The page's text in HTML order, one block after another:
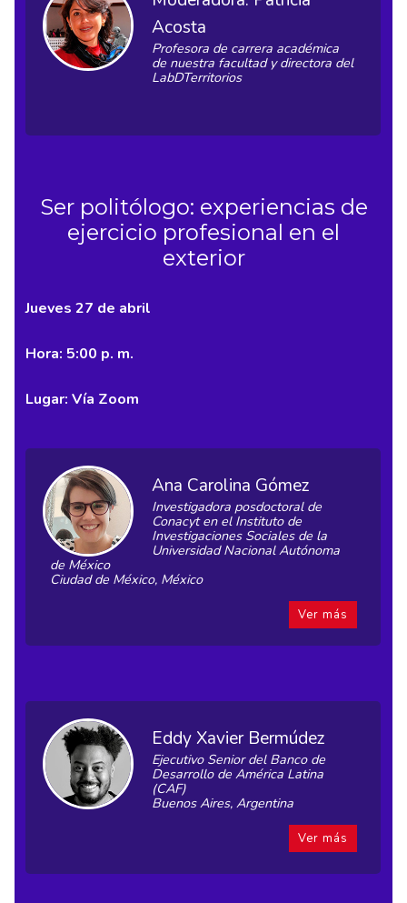
Acosta
Profesora de carrera académica
de nuestra facultad y directora del
LabDTerritorios
Ser politólogo: experiencias de
ejercicio profesional en el
exterior
Jueves 27 de abril
Hora: 5:00 p. m.
Lugar: Vía Zoom
Ana Carolina Gómez
Investigadora posdoctoral de
Conacyt en el Instituto de
Investigaciones Sociales de la
Universidad Nacional Autónoma
de México
Ciudad de México, México
Ver más
Eddy Xavier Bermúdez
Ejecutivo Senior del Banco de
Desarrollo de América Latina
(CAF)
Buenos Aires, Argentina
Ver más